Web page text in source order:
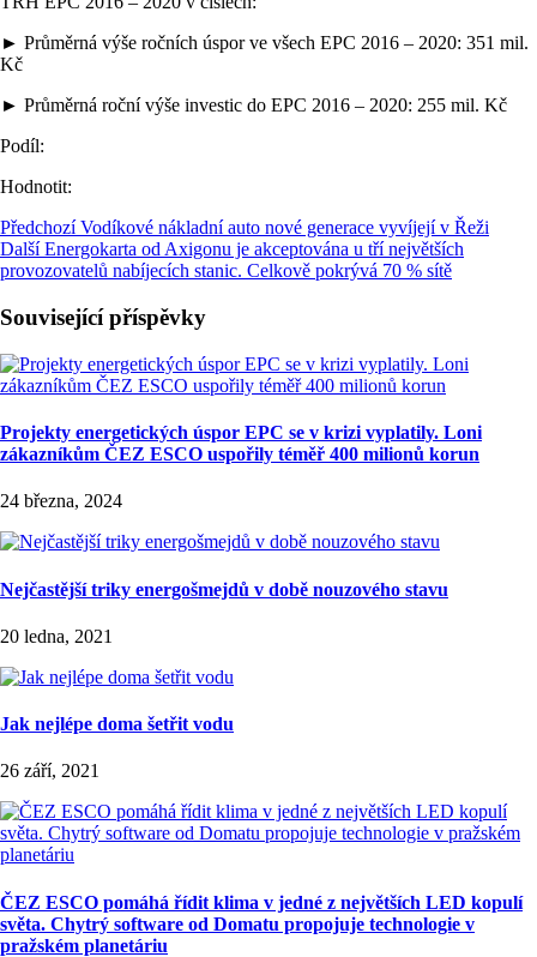
► Průměrná výše ročních úspor ve všech EPC 2016 – 2020: 351 mil.
Kč
► Průměrná roční výše investic do EPC 2016 – 2020: 255 mil. Kč
Podíl:
Hodnotit:
Předchozí Vodíkové nákladní auto nové generace vyvíjejí v Řeži
Další Energokarta od Axigonu je akceptována u tří největších
provozovatelů nabíjecích stanic. Celkově pokrývá 70 % sítě
Související příspěvky
Projekty energetických úspor EPC se v krizi vyplatily. Loni
zákazníkům ČEZ ESCO uspořily téměř 400 milionů korun
24 března, 2024
Nejčastější triky energošmejdů v době nouzového stavu
20 ledna, 2021
Jak nejlépe doma šetřit vodu
26 září, 2021
ČEZ ESCO pomáhá řídit klima v jedné z největších LED kopulí
světa. Chytrý software od Domatu propojuje technologie v
pražském planetáriu